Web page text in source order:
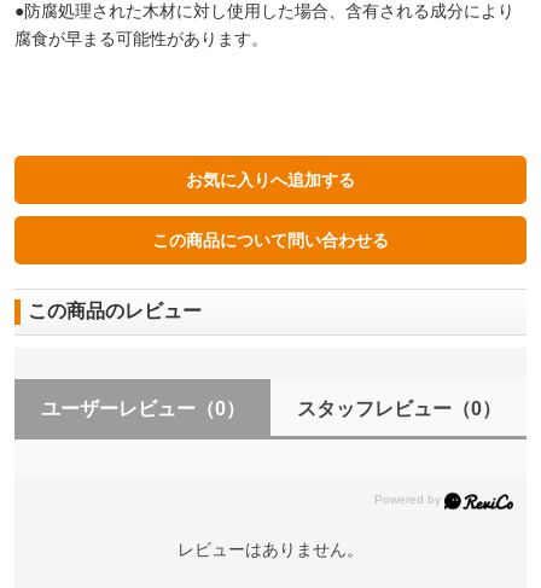
●防腐処理された木材に対し使用した場合、含有される成分により
腐食が早まる可能性があります。
この商品のレビュー
ユーザーレビュー （0） スタッフレビュー（0）
レビューはありません。